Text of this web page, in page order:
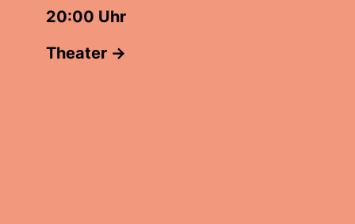
20:00 Uhr
Theater →